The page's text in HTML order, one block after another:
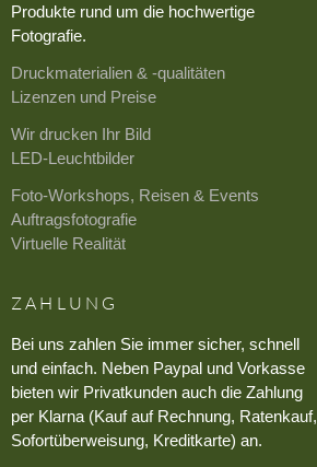
Produkte rund um die hochwertige
Fotografie.
Druckmaterialien & -qualitäten
Lizenzen und Preise
Wir drucken Ihr Bild
LED-Leuchtbilder
Foto-Workshops, Reisen & Events
Auftragsfotografie
Virtuelle Realität
ZAHLUNG
Bei uns zahlen Sie immer sicher, schnell
und einfach. Neben Paypal und Vorkasse
bieten wir Privatkunden auch die Zahlung
per Klarna (Kauf auf Rechnung, Ratenkauf,
Sofortüberweisung, Kreditkarte) an.